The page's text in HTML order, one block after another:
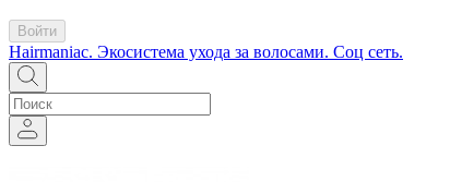
Войти
Hairmaniac. Экосистема ухода за волосами. Соц сеть.